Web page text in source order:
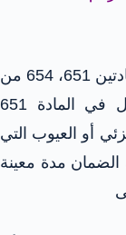
المقرر في قضاء هذه المحكمة أن مفاد المادتين 651، 654 من
القانون المدني، أن المشرع ألزم المقاول في المادة 651
أو العيوب التي
الضمان مدة معينة